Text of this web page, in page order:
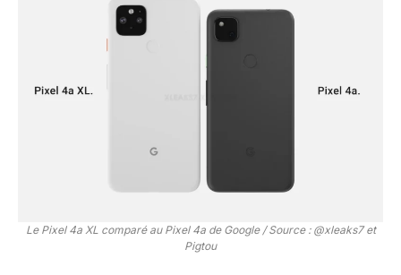
Le Pixel 4a XL comparé au Pixel 4a de Google / Source : @xleaks7 et
Pigtou